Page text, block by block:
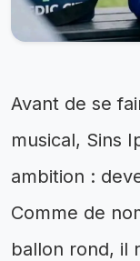
Avant de se
musical, Sins
ambition :
Comme de
ballon rond, il